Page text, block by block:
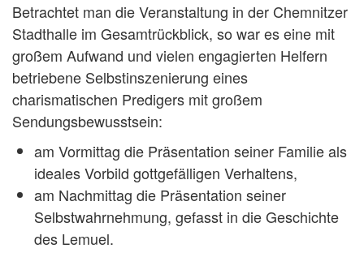
Betrachtet man die Veranstaltung in der Chemnitzer
Stadthalle im Gesamtrückblick, so war es eine mit
großem Aufwand und vielen engagierten Helfern
betriebene Selbstinszenierung eines
charismatischen Predigers mit großem
Sendungsbewusstsein:
am Vormittag die Präsentation seiner Familie als
ideales Vorbild gottgefälligen Verhaltens,
am Nachmittag die Präsentation seiner
Selbstwahrnehmung, gefasst in die Geschichte
des Lemuel.